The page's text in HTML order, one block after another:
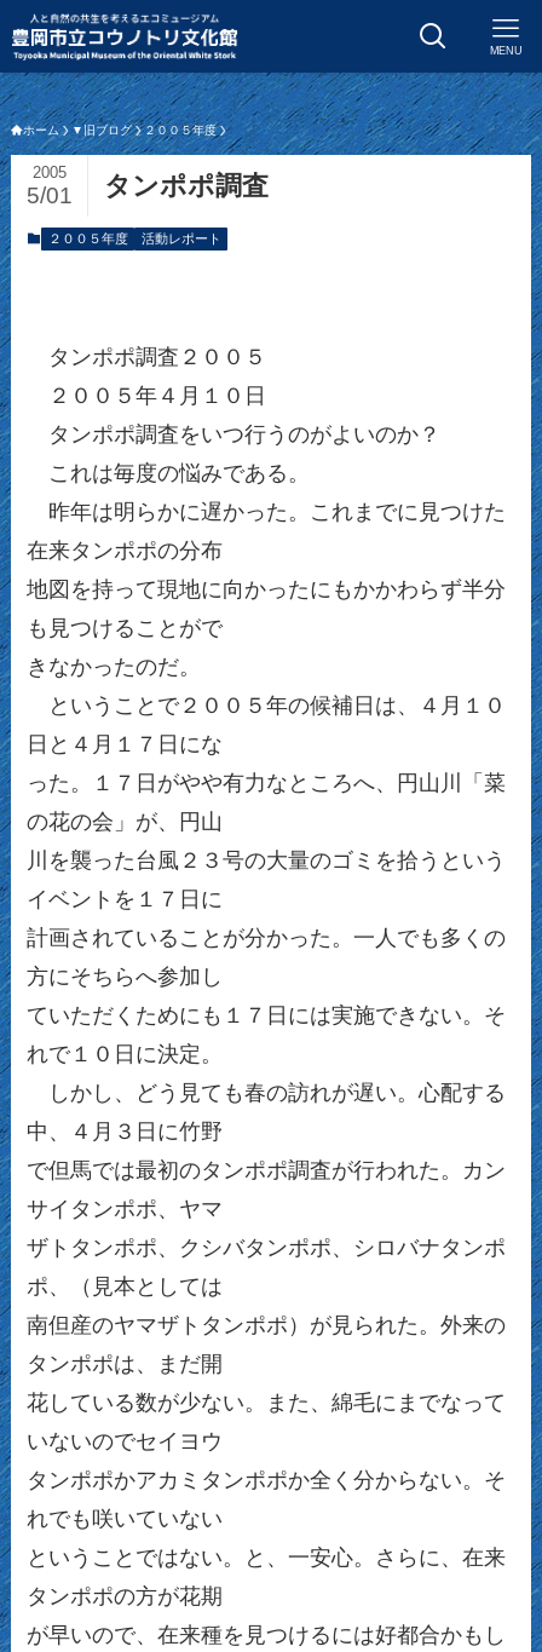
MENU
ホーム ▼旧ブログ ２００５年度
タンポポ調査
2005
5/01
２００５年度 活動レポート
タンポポ調査２００５
２００５年４月１０日
タンポポ調査をいつ行うのがよいのか？
これは毎度の悩みである。
昨年は明らかに遅かった。これまでに見つけた
在来タンポポの分布
地図を持って現地に向かったにもかかわらず半分
も見つけることがで
きなかったのだ。
ということで２００５年の候補日は、４月１０
日と４月１７日にな
った。１７日がやや有力なところへ、円山川「菜
の花の会」が、円山
川を襲った台風２３号の大量のゴミを拾うという
イベントを１７日に
計画されていることが分かった。一人でも多くの
方にそちらへ参加し
ていただくためにも１７日には実施できない。そ
れで１０日に決定。
しかし、どう見ても春の訪れが遅い。心配する
中、４月３日に竹野
で但馬では最初のタンポポ調査が行われた。カン
サイタンポポ、ヤマ
ザトタンポポ、クシバタンポポ、シロバナタンポ
ポ、（見本としては
南但産のヤマザトタンポポ）が見られた。外来の
タンポポは、まだ開
花している数が少ない。また、綿毛にまでなって
いないのでセイヨウ
タンポポかアカミタンポポか全く分からない。そ
れでも咲いていない
ということではない。と、一安心。さらに、在来
タンポポの方が花期
が早いので、在来種を見つけるには好都合かもし